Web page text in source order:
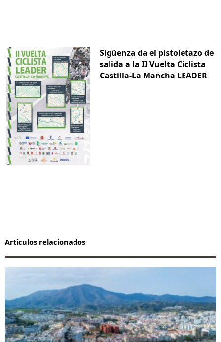
Sigüenza da el pistoletazo de
salida a la II Vuelta Ciclista
Castilla-La Mancha LEADER
Artículos relacionados